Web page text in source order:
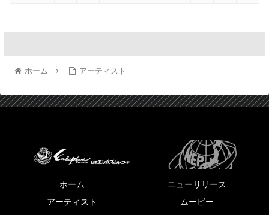
ホーム アーティスト
ホーム
ニューリリース
アーティスト
ムービー